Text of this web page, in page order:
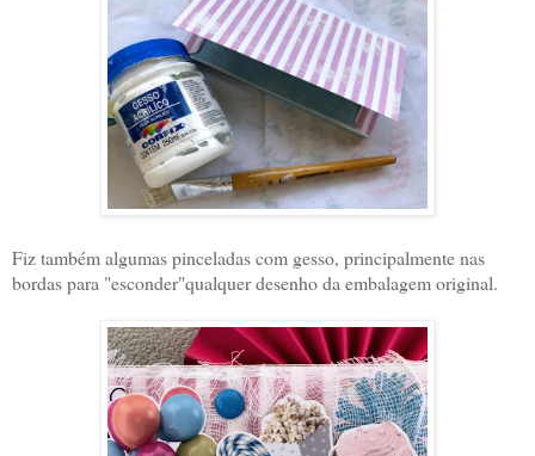
Fiz também algumas pinceladas com gesso, principalmente nas
bordas para "esconder"qualquer desenho da embalagem original.